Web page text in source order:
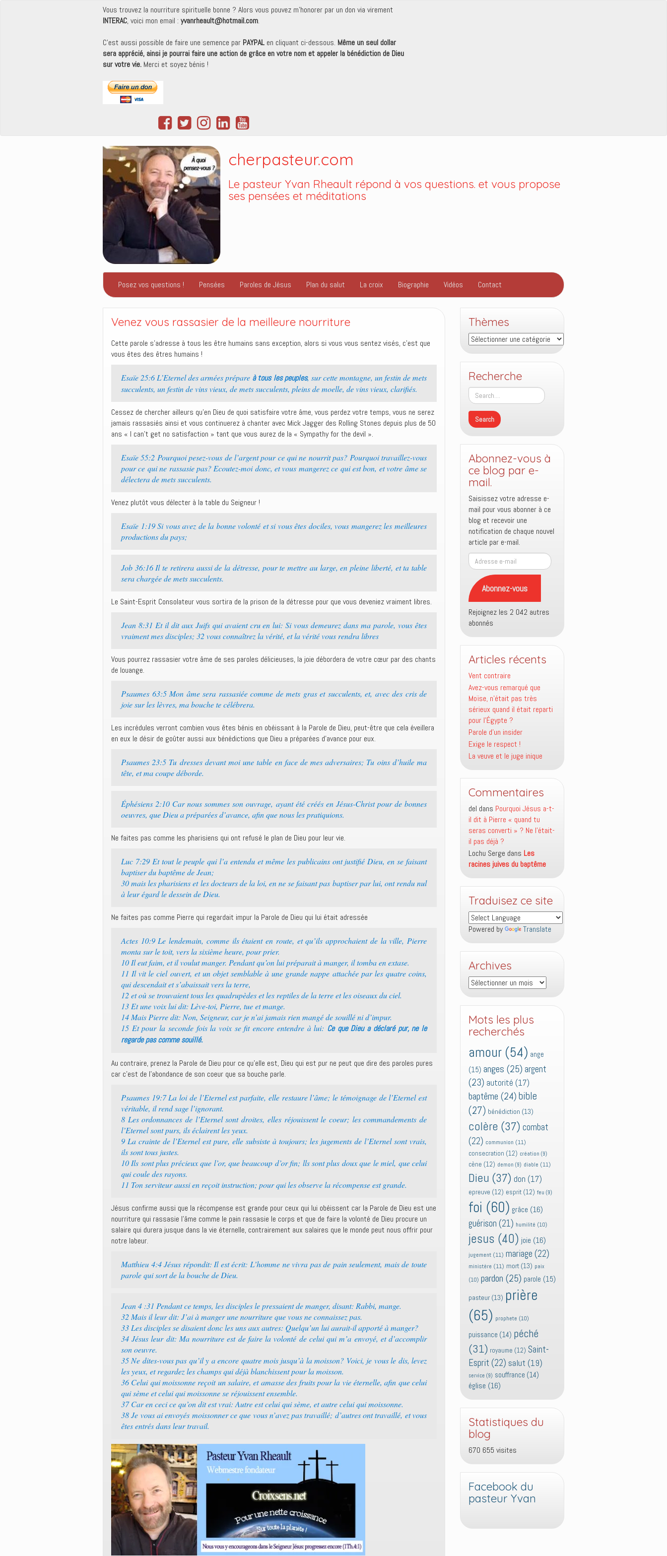
Vous trouvez la nourriture spirituelle bonne ? Alors vous pouvez m'honorer par un don via virement
INTERAC, voici mon email : yvanrheault@hotmail.com.
C'est aussi possible de faire une semence par PAYPAL en cliquant ci-dessous. Même un seul dollar
sera apprécié, ainsi je pourrai faire une action de grâce en votre nom et appeler la bénédiction de Dieu
sur votre vie. Merci et soyez bénis !
cherpasteur.com
Le pasteur Yvan Rheault répond à vos questions. et vous propose
ses pensées et méditations
Posez vos questions ! Pensées Paroles de Jésus Plan du salut La croix Biographie Vidéos Contact
Venez vous rassasier de la meilleure nourriture
Cette parole s’adresse à tous les être humains sans exception, alors si vous vous sentez visés, c’est que
vous êtes des êtres humains !
Esaïe 25:6 L’Eternel des armées prépare à tous les peuples, sur cette montagne, un festin de mets
succulents, un festin de vins vieux, de mets succulents, pleins de moelle, de vins vieux, clarifiés.
Cessez de chercher ailleurs qu’en Dieu de quoi satisfaire votre âme, vous perdez votre temps, vous ne serez
jamais rassasiés ainsi et vous continuerez à chanter avec Mick Jagger des Rolling Stones depuis plus de 50
ans « I can’t get no satisfaction » tant que vous aurez de la « Sympathy for the devil ».
Esaïe 55:2 Pourquoi pesez-vous de l’argent pour ce qui ne nourrit pas? Pourquoi travaillez-vous
pour ce qui ne rassasie pas? Ecoutez-moi donc, et vous mangerez ce qui est bon, et votre âme se
délectera de mets succulents.
Venez plutôt vous délecter à la table du Seigneur !
Esaïe 1:19 Si vous avez de la bonne volonté et si vous êtes dociles, vous mangerez les meilleures
productions du pays;
Job 36:16 Il te retirera aussi de la détresse, pour te mettre au large, en pleine liberté, et ta table
sera chargée de mets succulents.
Le Saint-Esprit Consolateur vous sortira de la prison de la détresse pour que vous deveniez vraiment libres.
Jean 8:31 Et il dit aux Juifs qui avaient cru en lui: Si vous demeurez dans ma parole, vous êtes
vraiment mes disciples; 32 vous connaîtrez la vérité, et la vérité vous rendra libres
Vous pourrez rassasier votre âme de ses paroles délicieuses, la joie débordera de votre cœur par des chants
de louange.
Psaumes 63:5 Mon âme sera rassasiée comme de mets gras et succulents, et, avec des cris de
joie sur les lèvres, ma bouche te célébrera.
Les incrédules verront combien vous êtes bénis en obéissant à la Parole de Dieu, peut-être que cela éveillera
en eux le désir de goûter aussi aux bénédictions que Dieu a préparées d’avance pour eux.
Psaumes 23:5 Tu dresses devant moi une table en face de mes adversaires; Tu oins d’huile ma
tête, et ma coupe déborde.
Éphésiens 2:10 Car nous sommes son ouvrage, ayant été créés en Jésus-Christ pour de bonnes
oeuvres, que Dieu a préparées d’avance, afin que nous les pratiquions.
Ne faites pas comme les pharisiens qui ont refusé le plan de Dieu pour leur vie.
Luc 7:29 Et tout le peuple qui l’a entendu et même les publicains ont justifié Dieu, en se faisant
baptiser du baptême de Jean;
30 mais les pharisiens et les docteurs de la loi, en ne se faisant pas baptiser par lui, ont rendu nul
à leur égard le dessein de Dieu.
Ne faites pas comme Pierre qui regardait impur la Parole de Dieu qui lui était adressée
Actes 10:9 Le lendemain, comme ils étaient en route, et qu’ils approchaient de la ville, Pierre
monta sur le toit, vers la sixième heure, pour prier.
10 Il eut faim, et il voulut manger. Pendant qu’on lui préparait à manger, il tomba en extase.
11 Il vit le ciel ouvert, et un objet semblable à une grande nappe attachée par les quatre coins,
qui descendait et s’abaissait vers la terre,
12 et où se trouvaient tous les quadrupèdes et les reptiles de la terre et les oiseaux du ciel.
13 Et une voix lui dit: Lève-toi, Pierre, tue et mange.
14 Mais Pierre dit: Non, Seigneur, car je n’ai jamais rien mangé de souillé ni d’impur.
15 Et pour la seconde fois la voix se fit encore entendre à lui: Ce que Dieu a déclaré pur, ne le
regarde pas comme souillé.
Au contraire, prenez la Parole de Dieu pour ce qu’elle est, Dieu qui est pur ne peut que dire des paroles pures
car c’est de l’abondance de son coeur que sa bouche parle.
Psaumes 19:7 La loi de l’Eternel est parfaite, elle restaure l’âme; le témoignage de l’Eternel est
véritable, il rend sage l’ignorant.
8 Les ordonnances de l’Eternel sont droites, elles réjouissent le coeur; les commandements de
l’Eternel sont purs, ils éclairent les yeux.
9 La crainte de l’Eternel est pure, elle subsiste à toujours; les jugements de l’Eternel sont vrais,
ils sont tous justes.
10 Ils sont plus précieux que l’or, que beaucoup d’or fin; lls sont plus doux que le miel, que celui
qui coule des rayons.
11 Ton serviteur aussi en reçoit instruction; pour qui les observe la récompense est grande.
Jésus confirme aussi que la récompense est grande pour ceux qui lui obéissent car la Parole de Dieu est une
nourriture qui rassasie l’âme comme le pain rassasie le corps et que de faire la volonté de Dieu procure un
salaire qui durera jusque dans la vie éternelle, contrairement aux salaires que le monde peut nous offrir pour
notre labeur.
Matthieu 4:4 Jésus répondit: Il est écrit: L’homme ne vivra pas de pain seulement, mais de toute
parole qui sort de la bouche de Dieu.
Jean 4 :31 Pendant ce temps, les disciples le pressaient de manger, disant: Rabbi, mange.
32 Mais il leur dit: J’ai à manger une nourriture que vous ne connaissez pas.
33 Les disciples se disaient donc les uns aux autres: Quelqu’un lui aurait-il apporté à manger?
34 Jésus leur dit: Ma nourriture est de faire la volonté de celui qui m’a envoyé, et d’accomplir
son oeuvre.
35 Ne dites-vous pas qu’il y a encore quatre mois jusqu’à la moisson? Voici, je vous le dis, levez
les yeux, et regardez les champs qui déjà blanchissent pour la moisson.
36 Celui qui moissonne reçoit un salaire, et amasse des fruits pour la vie éternelle, afin que celui
qui sème et celui qui moissonne se réjouissent ensemble.
37 Car en ceci ce qu’on dit est vrai: Autre est celui qui sème, et autre celui qui moissonne.
38 Je vous ai envoyés moissonner ce que vous n’avez pas travaillé; d’autres ont travaillé, et vous
êtes entrés dans leur travail.
Thèmes
Thèmes
Recherche
Abonnez-vous à
ce blog par e-
mail.
Saisissez votre adresse e-
mail pour vous abonner à ce
blog et recevoir une
notification de chaque nouvel
article par e-mail.
Adresse
e-
mail
Abonnez-vous
Rejoignez les 2 042 autres
abonnés
Articles récents
Vent contraire
Avez-vous remarqué que
Moïse, n’était pas très
sérieux quand il était reparti
pour l’Égypte ?
Parole d’un insider
Exige le respect !
La veuve et le juge inique
Commentaires
del dans Pourquoi Jésus a-t-
il dit à Pierre « quand tu
seras converti » ? Ne l’était-
il pas déjà ?
Lochu Serge dans Les
racines juives du baptême
Traduisez ce site
Powered by Translate
Archives
Archives
Mots les plus
recherchés
amour (54) ange
(15) anges (25) argent
(23) autorité (17)
baptême (24) bible
(27) bénédiction (13)
colère (37) combat
(22) communion (11)
consecration (12) création (9)
cène (12) demon (9) diable (11)
Dieu (37) don (17)
epreuve (12) esprit (12) feu (9)
foi (60) grâce (16)
guérison (21) humilité (10)
jesus (40) joie (16)
jugement (11) mariage (22)
ministère (11) mort (13) paix
(10) pardon (25) parole (15)
pasteur (13) prière
(65) prophete (10)
puissance (14) péché
(31) royaume (12) Saint-
Esprit (22) salut (19)
service (9) souffrance (14)
église (16)
Statistiques du
blog
670 655 visites
Facebook du
pasteur Yvan